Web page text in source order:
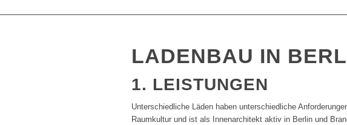
LADENBAU IN
1. LEISTUNGEN
Unterschiedliche Läden haben unterschiedliche
Raumkultur und ist als Innenarchitekt aktiv in Berlin und